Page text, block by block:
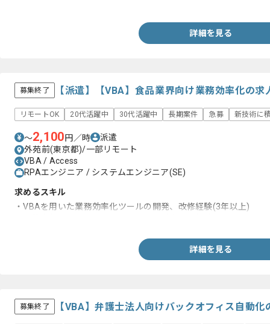
詳細を見る
募集終了 【派遣】【VBA】食品業界向け業務効率化の求
リモートOK 20代活躍中 30代活躍中 長期案件 急募 新技術に
〜2,100円／時
派遣
外苑前(東京都)/一部リモート
VBA / Access
RPAエンジニア / システムエンジニア(SE)
求めるスキル
・VBAを用いた業務効率化ツールの開発、改修経験(3年以上)
詳細を見る
募集終了 【VBA】弁護士法人向けバックオフィス自動